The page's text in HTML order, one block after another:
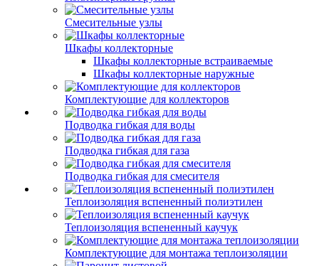
Смесительные узлы
Шкафы коллекторные
Шкафы коллекторные встраиваемые
Шкафы коллекторные наружные
Комплектующие для коллекторов
Подводка гибкая для воды
Подводка гибкая для газа
Подводка гибкая для смесителя
Теплоизоляция вспененный полиэтилен
Теплоизоляция вспененный каучук
Комплектующие для монтажа теплоизоляции